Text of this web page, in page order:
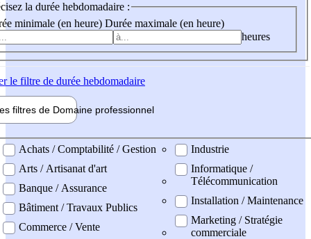
la durée hebdomadaire :
minimale (en heure) Durée maximale (en heure)
heures
le filtre de durée hebdomadaire
filtres de Domaine professionnel
professionel
Achats / Comptabilité / Gestion
Arts / Artisanat d'art
Banque / Assurance
Bâtiment / Travaux Publics
Commerce / Vente
Industrie
Informatique /
Télécommunication
Installation / Maintenance
Marketing / Stratégie
commerciale